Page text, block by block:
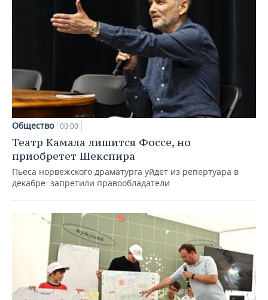
Общество 00:00
Театр Камала лишится Фоссе, но
приобретет Шекспира
Пьеса норвежского драматурга уйдет из репертуара в
декабре: запретили правообладатели